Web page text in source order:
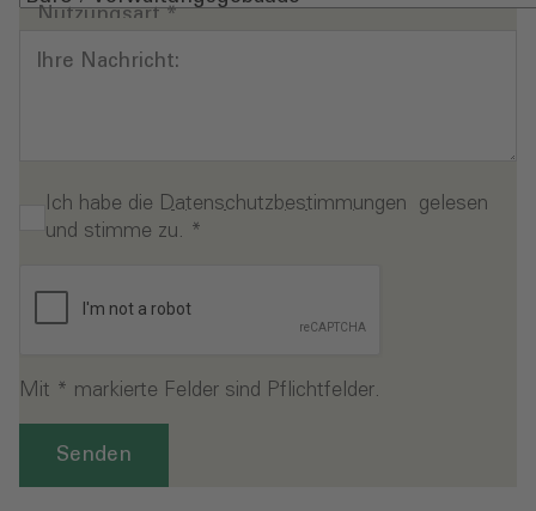
Nutzungsart*
Ihre Nachricht:
Ich habe die Datenschutzbestimmungen gelesen
und stimme zu. *
Mit * markierte Felder sind Pflichtfelder.
Senden